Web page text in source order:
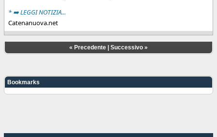
* ➡️ LEGGI NOTIZIA...
Catenanuova.net
« Precedente Successivo »
Bookmarks